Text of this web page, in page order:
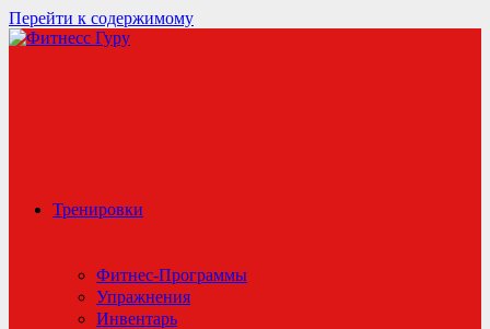
Перейти к содержимому
Тренировки
Фитнес-Программы
Упражнения
Инвентарь